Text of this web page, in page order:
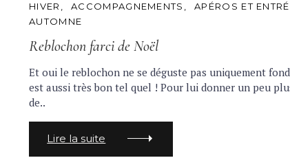
C
A
T
G
R
I
E
S
HIVER ACCOMPAGNEMENTS
APÉROS ET
AUTOMNE
Reblochon farci de Noël
Et oui le reblochon ne se déguste pas uniquement
est aussi très bon tel quel ! Pour lui donner un peu
de..
Lire la suite